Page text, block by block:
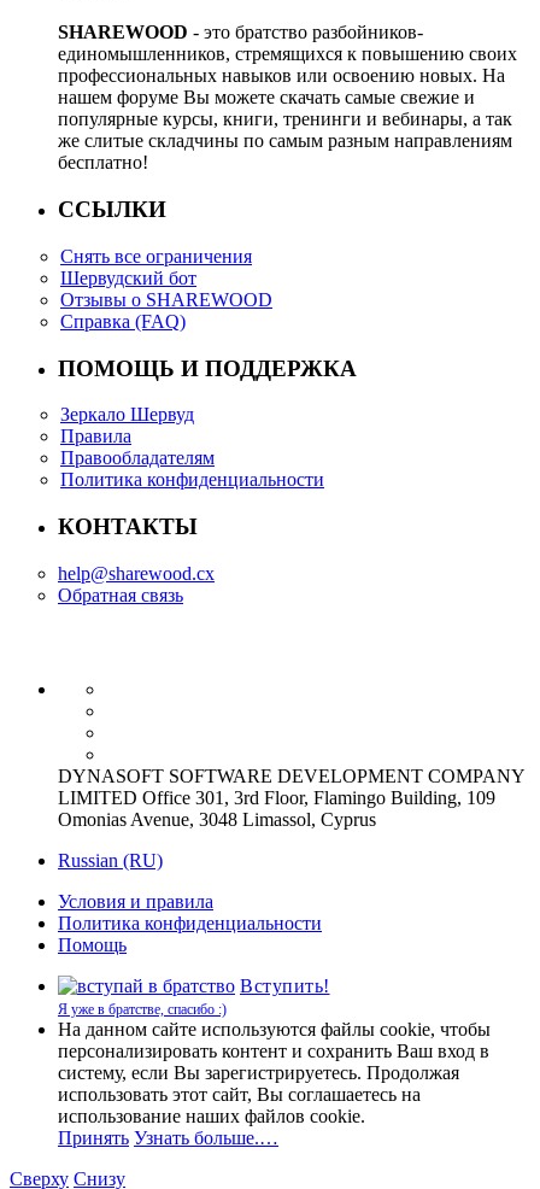
SHAREWOOD - это братство разбойников-
единомышленников, стремящихся к повышению своих
профессиональных навыков или освоению новых. На
нашем форуме Вы можете скачать самые свежие и
популярные курсы, книги, тренинги и вебинары, а так
же слитые складчины по самым разным направлениям
бесплатно!
ССЫЛКИ
Снять все ограничения
Шервудский бот
Отзывы о SHAREWOOD
Справка (FAQ)
ПОМОЩЬ И ПОДДЕРЖКА
Зеркало Шервуд
Правила
Правообладателям
Политика конфиденциальности
КОНТАКТЫ
help@sharewood.cx
Обратная связь
DYNASOFT SOFTWARE DEVELOPMENT COMPANY
LIMITED Office 301, 3rd Floor, Flamingo Building, 109
Omonias Avenue, 3048 Limassol, Cyprus
Russian (RU)
Условия и правила
Политика конфиденциальности
Помощь
Вступить!
Я уже в братстве, спасибо :)
На данном сайте используются файлы cookie, чтобы
персонализировать контент и сохранить Ваш вход в
систему, если Вы зарегистрируетесь. Продолжая
использовать этот сайт, Вы соглашаетесь на
использование наших файлов cookie.
Принять Узнать больше.…
Сверху Снизу